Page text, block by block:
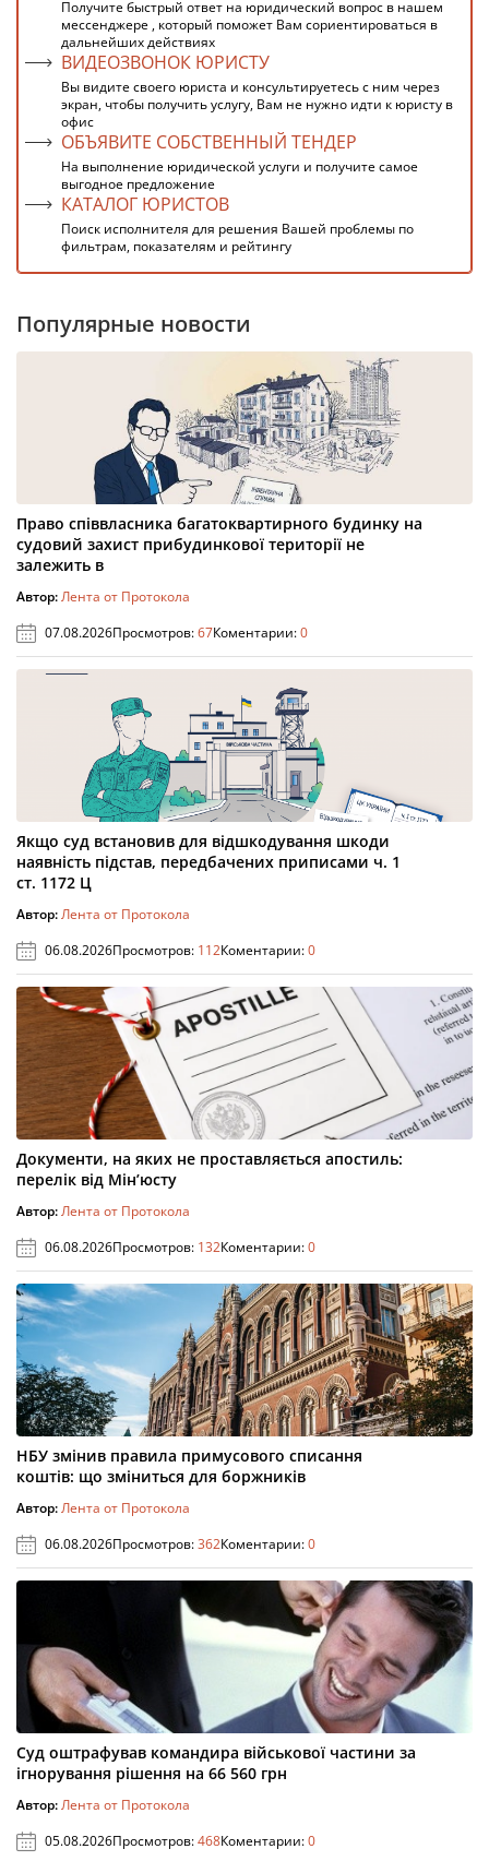
Получите быстрый ответ на юридический вопрос в нашем
мессенджере , который поможет Вам сориентироваться в
дальнейших действиях
ВИДЕОЗВОНОК ЮРИСТУ
Вы видите своего юриста и консультируетесь с ним через
экран, чтобы получить услугу, Вам не нужно идти к юристу в
офис
ОБЪЯВИТЕ СОБСТВЕННЫЙ ТЕНДЕР
На выполнение юридической услуги и получите самое
выгодное предложение
КАТАЛОГ ЮРИСТОВ
Поиск исполнителя для решения Вашей проблемы по
фильтрам, показателям и рейтингу
Популярные новости
Право співвласника багатоквартирного будинку на
судовий захист прибудинкової території не
залежить в
Автор:Лента от Протокола
07.08.2026Просмотров:67Коментарии:0
Якщо суд встановив для відшкодування шкоди
наявність підстав, передбачених приписами ч. 1
ст. 1172 Ц
Автор:Лента от Протокола
06.08.2026Просмотров: 112Коментарии:0
Документи, на яких не проставляється апостиль:
перелік від Мін’юсту
Автор:Лента от Протокола
06.08.2026Просмотров: 132Коментарии:0
НБУ змінив правила примусового списання
коштів: що зміниться для боржників
Автор:Лента от Протокола
06.08.2026Просмотров:362Коментарии:0
Суд оштрафував командира військової частини за
ігнорування рішення на 66 560 грн
Автор:Лента от Протокола
05.08.2026Просмотров:468Коментарии:0